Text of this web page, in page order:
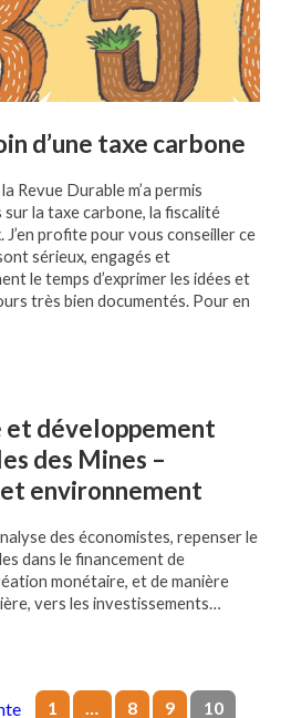
d’une taxe carbone
Revue Durable m’a permis
sur la taxe carbone, la fiscalité
J’en profite pour vous conseiller ce
sérieux, engagés et
le temps d’exprimer les idées et
très bien documentés. Pour en
et développement
des Mines –
environnement
des économistes, repenser le
dans le financement de
monétaire, et de manière
vers les investissements…
1 … 8 9 10